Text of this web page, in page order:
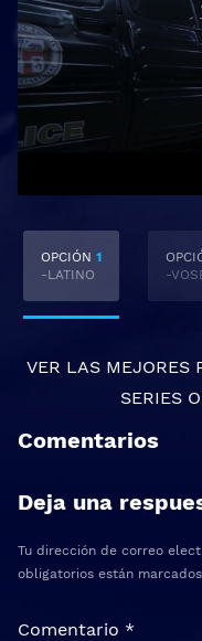
OPCIÓN 1
-LATINO
-
VER LAS MEJORES
SERIES
Comentarios
Deja una
Tu dirección de correo
obligatorios están
Comentario *